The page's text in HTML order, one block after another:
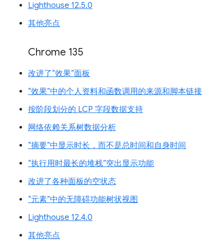
Lighthouse 12.5.0
其他亮点
Chrome 135
改进了“效果”面板
“效果”中的个人资料和函数调用的来源和脚本链接
按阶段划分的 LCP 字段数据支持
网络依赖关系树数据分析
“摘要”中显示时长，而不是总时间和自身时间
“执行用时最长的堆栈”突出显示功能
改进了各种面板的空状态
“元素”中的无障碍功能树状视图
Lighthouse 12.4.0
其他亮点